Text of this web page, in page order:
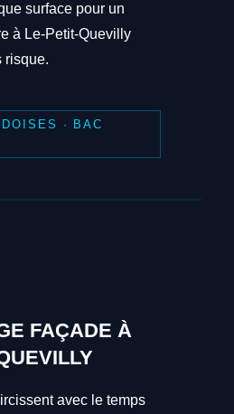
surface pour un
à Le-Petit-Quevilly
risque.
· BAC
FAÇADE À
avec le temps